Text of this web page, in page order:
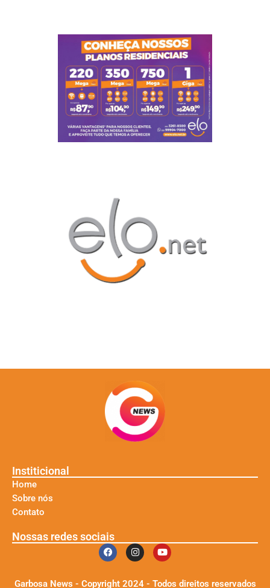
Institicional
Home
Sobre nós
Contato
Nossas redes sociais
Garbosa News - Copyright 2024 - Todos direitos reservados